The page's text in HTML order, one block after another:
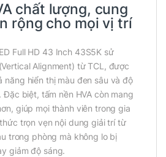
chất lượng, cung
rộng cho mọi vị trí
Full HD 43 Inch 43S5K sử
Alignment) từ TCL, được
năng hiển thị màu đen sâu và độ
biệt, tấm nền HVA còn mang
giúp mọi thành viên trong gia
trọn vẹn nội dung giải trí từ
trong phòng mà không lo bị
giảm độ sáng.